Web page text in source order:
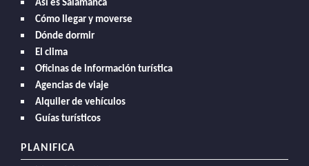
Así es Salamanca
Cómo llegar y moverse
Dónde dormir
El clima
Oficinas de información turística
Agencias de viaje
Alquiler de vehículos
Guías turísticos
PLANIFICA